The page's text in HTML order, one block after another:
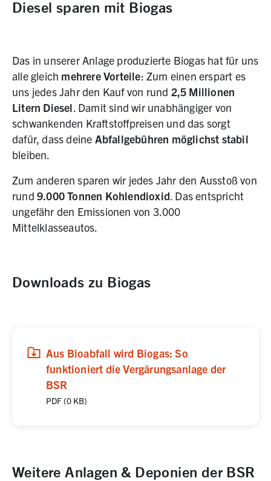
Diesel sparen mit Biogas
Das in unserer Anlage produzierte Biogas hat für uns
alle gleich mehrere Vorteile: Zum einen erspart es
uns jedes Jahr den Kauf von rund 2,5 Millionen
Litern Diesel. Damit sind wir unabhängiger von
schwankenden Kraftstoffpreisen und das sorgt
dafür, dass deine Abfallgebühren möglichst stabil
bleiben.
Zum anderen sparen wir jedes Jahr den Ausstoß von
rund 9.000 Tonnen Kohlendioxid. Das entspricht
ungefähr den Emissionen von 3.000
Mittelklasseautos.
Downloads zu Biogas
Aus Bioabfall wird Biogas: So
funktioniert die Vergärungsanlage der
BSR
(Download,PDF,0 KB)
(öffnet in neuem Tab)
PDF(0 KB)
Weitere Anlagen & Deponien der BSR